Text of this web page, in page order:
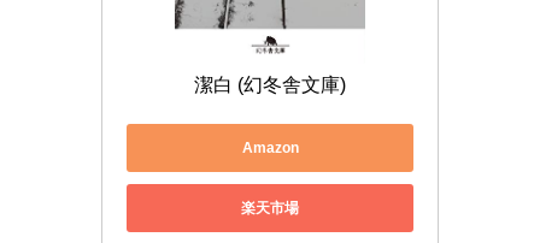
潔白 (幻冬舎文庫)
Amazon
楽天市場